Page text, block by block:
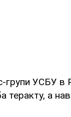
УСБУ в
теракту, а